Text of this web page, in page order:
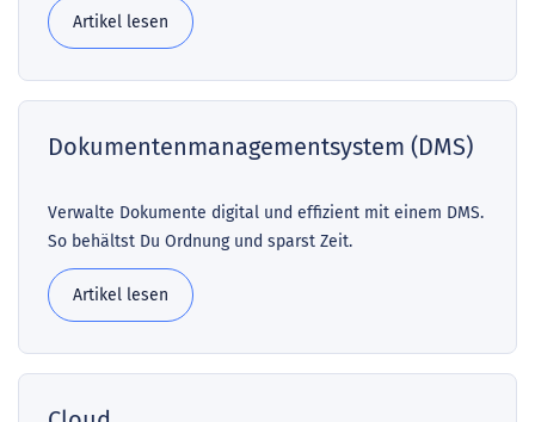
Artikel lesen
Dokumentenmanagementsystem (DMS)
Verwalte Dokumente digital und effizient mit einem DMS.
So behältst Du Ordnung und sparst Zeit.
Artikel lesen